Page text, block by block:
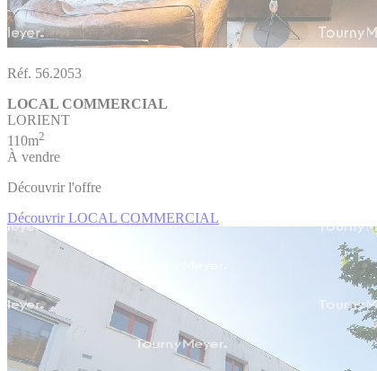
Réf. 56.2053
LOCAL COMMERCIAL
LORIENT
110m2
À vendre
Découvrir l'offre
Découvrir LOCAL COMMERCIAL